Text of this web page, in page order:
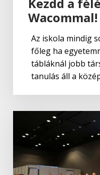
Wacommal!
Az iskola mindig
főleg ha
tábláknál jobb
tanulás áll a